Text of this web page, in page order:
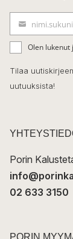
e
b
o
o
k
ä
h
k
t
Olen lukenut
Tilaa
uutuuksista!
Porin
02 633 3150
PORIN